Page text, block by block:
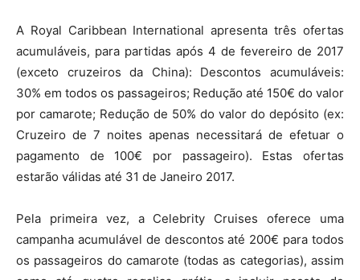
A Royal Caribbean International apresenta três ofertas
acumuláveis, para partidas após 4 de fevereiro de 2017
(exceto cruzeiros da China): Descontos acumuláveis:
30% em todos os passageiros; Redução até 150€ do valor
por camarote; Redução de 50% do valor do depósito (ex:
Cruzeiro de 7 noites apenas necessitará de efetuar o
pagamento de 100€ por passageiro). Estas ofertas
estarão válidas até 31 de Janeiro 2017.
Pela primeira vez, a Celebrity Cruises oferece uma
campanha acumulável de descontos até 200€ para todos
os passageiros do camarote (todas as categorias), assim